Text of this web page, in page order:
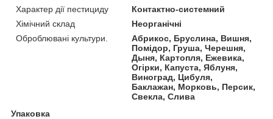
Характер дії пестициду
Контактно-системний
Хімічний склад
Неорганічні
Оброблювані культури.
Абрикос, Бруслина, Вишня,
Помідор, Груша, Черешня,
Дыня, Картопля, Ежевика,
Огірки, Капуста, Яблуня,
Виноград, Цибуля,
Баклажан, Морковь, Персик,
Свекла, Слива
Упаковка